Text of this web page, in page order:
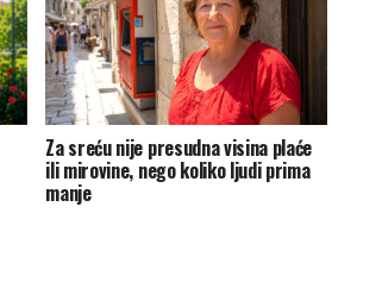
Za sreću nije presudna visina plaće
ili mirovine, nego koliko ljudi prima
manje